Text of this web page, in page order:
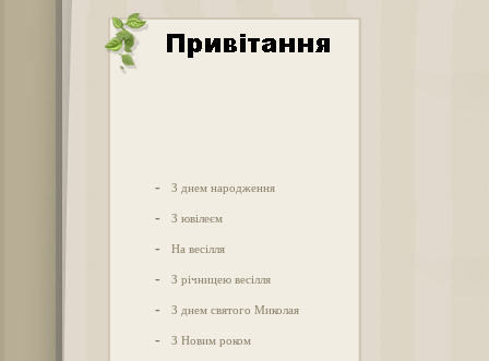
- З днем народження
- З ювілеєм
- На весілля
- З річницею весілля
- З днем святого Миколая
- З Новим роком